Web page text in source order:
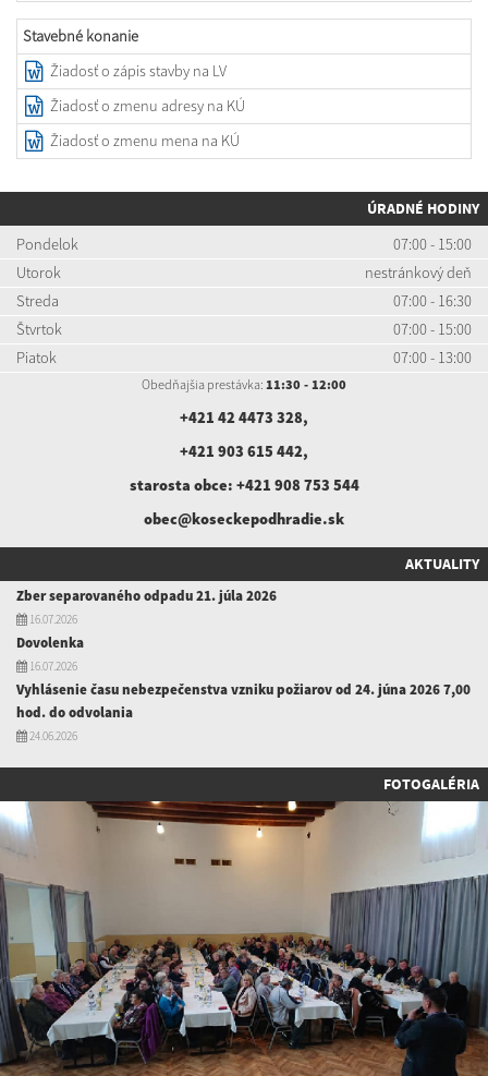
Stavebné konanie
Žiadosť o zápis stavby na LV
Žiadosť o zmenu adresy na KÚ
Žiadosť o zmenu mena na KÚ
ÚRADNÉ HODINY
Pondelok
07:00 - 15:00
Utorok
nestránkový deň
Streda
07:00 - 16:30
Štvrtok
07:00 - 15:00
Piatok
07:00 - 13:00
Obedňajšia prestávka: 11:30 - 12:00
+421 42 4473 328,
+421 903 615 442,
starosta obce: +421 908 753 544
obec@koseckepodhradie.sk
AKTUALITY
Zber separovaného odpadu 21. júla 2026
16.07.2026
Dovolenka
16.07.2026
Vyhlásenie času nebezpečenstva vzniku požiarov od 24. júna 2026 7,00
hod. do odvolania
24.06.2026
FOTOGALÉRIA